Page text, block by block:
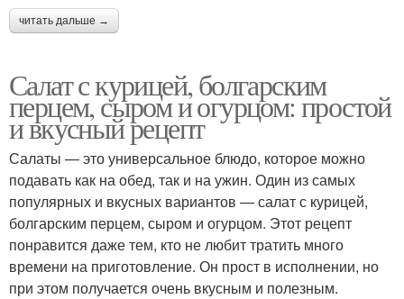
читать дальше →
Салат с курицей, болгарским
перцем, сыром и огурцом: простой
и вкусный рецепт
Салаты — это универсальное блюдо, которое можно
подавать как на обед, так и на ужин. Один из самых
популярных и вкусных вариантов — салат с курицей,
болгарским перцем, сыром и огурцом. Этот рецепт
понравится даже тем, кто не любит тратить много
времени на приготовление. Он прост в исполнении, но
при этом получается очень вкусным и полезным.